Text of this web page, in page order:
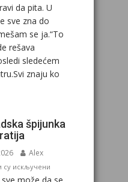
da pita. U
sve zna do
se ja.“To
rešava
sledećem
znaju ko
špijunka
Alex
су искљученина
Beogradska
može da se